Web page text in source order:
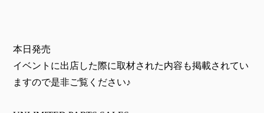
本日発売
イベントに出店した際に取材された内容も掲載されてい
ますので是非ご覧ください♪